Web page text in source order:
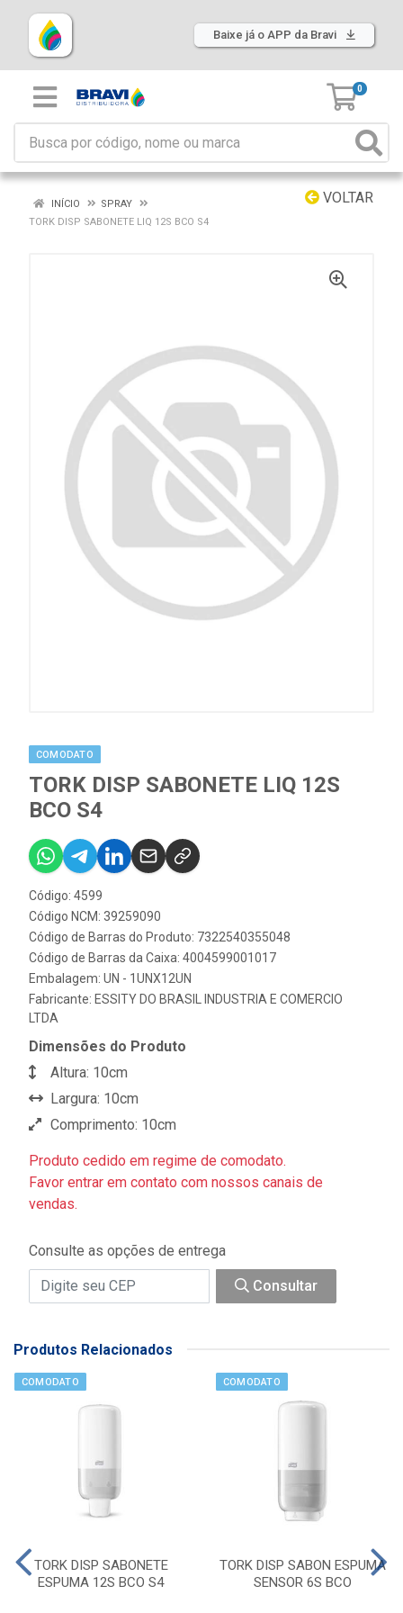
Baixe já o APP da Bravi
0
VOLTAR
INÍCIO
SPRAY
TORK DISP SABONETE LIQ 12S BCO S4
COMODATO
TORK DISP SABONETE LIQ 12S
BCO S4
Código: 4599
Código NCM: 39259090
Código de Barras do Produto: 7322540355048
Código de Barras da Caixa: 4004599001017
Embalagem: UN - 1UNX12UN
Fabricante: ESSITY DO BRASIL INDUSTRIA E COMERCIO
LTDA
Dimensões do Produto
Altura: 10cm
Largura: 10cm
Comprimento: 10cm
Produto cedido em regime de comodato.
Favor entrar em contato com nossos canais de
vendas.
Consulte as opções de entrega
Consultar
Produtos Relacionados
COMODATO
TORK DISP SABONETE
ESPUMA 12S BCO S4
COMODATO
TORK DISP SABON ESPUMA
SENSOR 6S BCO